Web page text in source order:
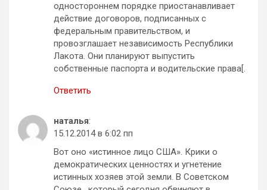
одностороннем порядке приостанавливает
действие договоров, подписанных с
федеральным правительством, и
провозглашает независимость Республики
Лакота. Они планируют выпустить
собственные паспорта и водительские права[.
Ответить
наталья:
15.12.2014 в 6:02 пп
Вот оно «истинное лицо США». Крики о
демократических ценностях и угнетение
истинных хозяев этой земли. В Советском